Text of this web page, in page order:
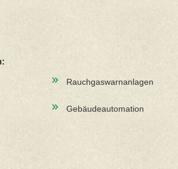
Rauchgaswarnanlagen
Gebäudeautomation